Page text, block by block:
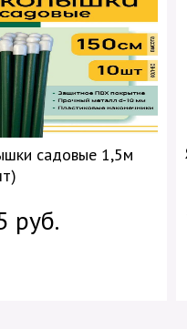
садовые 1,5м
руб.